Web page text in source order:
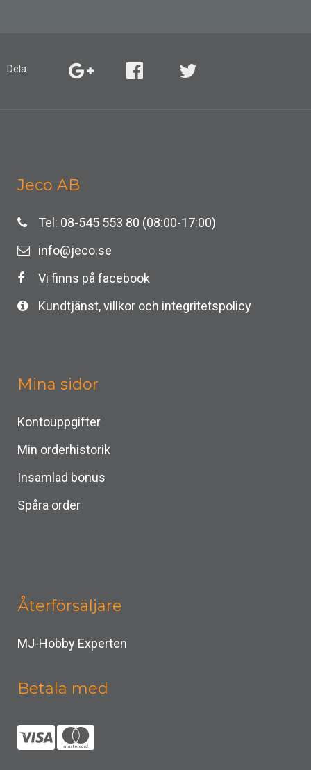
Dela:
Jeco AB
Tel: 08-545 553 80 (08:00-17:00)
info@jeco.se
Vi finns på facebook
Kundtjänst, villkor och integritetspolicy
Mina sidor
Kontouppgifter
Min orderhistorik
Insamlad bonus
Spåra order
Återförsäljare
MJ-Hobby Experten
Betala med